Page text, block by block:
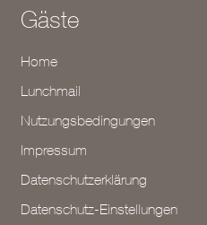
Gäste
Home
Lunchmail
Nutzungsbedingungen
Impressum
Datenschutzerklärung
Datenschutz-Einstellungen